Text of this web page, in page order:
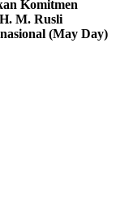
Komitmen
M. Rusli
(May Day)